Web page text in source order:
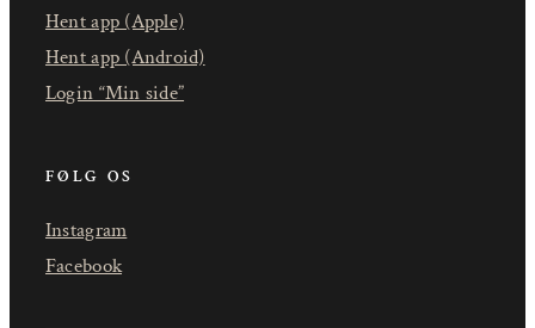
Hent app (Apple)
Hent app (Android)
Login “Min side”
FØLG OS
Instagram
Facebook